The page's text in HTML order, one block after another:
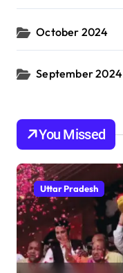
October 2024
September 2024
You Missed
Uttar Pradesh